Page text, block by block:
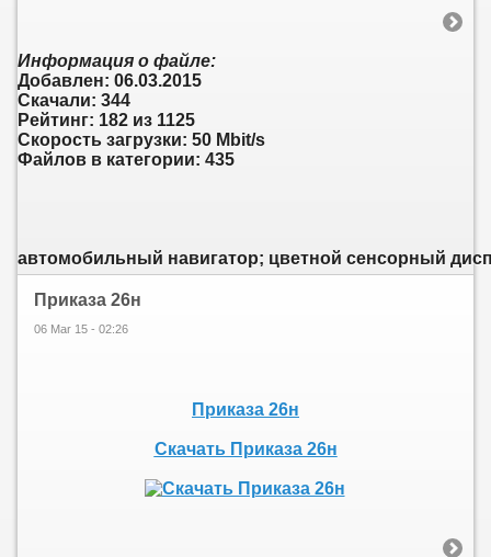
Информация о файле:
Добавлен: 06.03.2015
Скачали: 344
Рейтинг: 182 из 1125
Скорость загрузки: 50 Mbit/s
Файлов в категории: 435
автомобильный навигатор; цветной сенсорный
Приказа 26н
06 Mar 15 - 02:26
Приказа 26н
Скачать Приказа 26н